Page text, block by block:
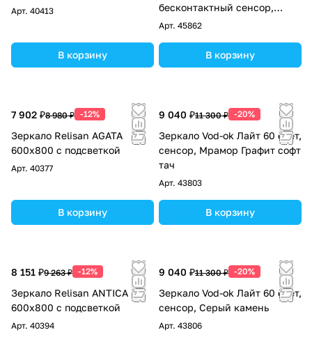
Арт. 40413
В корзину
бесконтактный сенсор,
антизапотевание
Арт. 45862
В корзину
7 902 ₽8 980 ₽ -12%
Зеркало Relisan AGATA
600х800 с подсветкой
Арт. 40377
В корзину
9 040 ₽11 300 ₽ -20%
Зеркало Vod-ok Лайт 60 свет,
сенсор, Мрамор Графит софт
тач
Арт. 43803
В корзину
8 151 ₽9 263 ₽ -12%
Зеркало Relisan ANTICA
600х800 с подсветкой
Арт. 40394
9 040 ₽11 300 ₽ -20%
Зеркало Vod-ok Лайт 60 свет,
сенсор, Серый камень
Арт. 43806